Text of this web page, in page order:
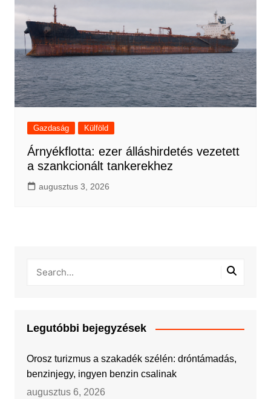
Gazdaság Külföld
Árnyékflotta: ezer álláshirdetés vezetett
a szankcionált tankerekhez
augusztus 3, 2026
Legutóbbi bejegyzések
Orosz turizmus a szakadék szélén: dróntámadás,
benzinjegy, ingyen benzin csalinak
augusztus 6, 2026